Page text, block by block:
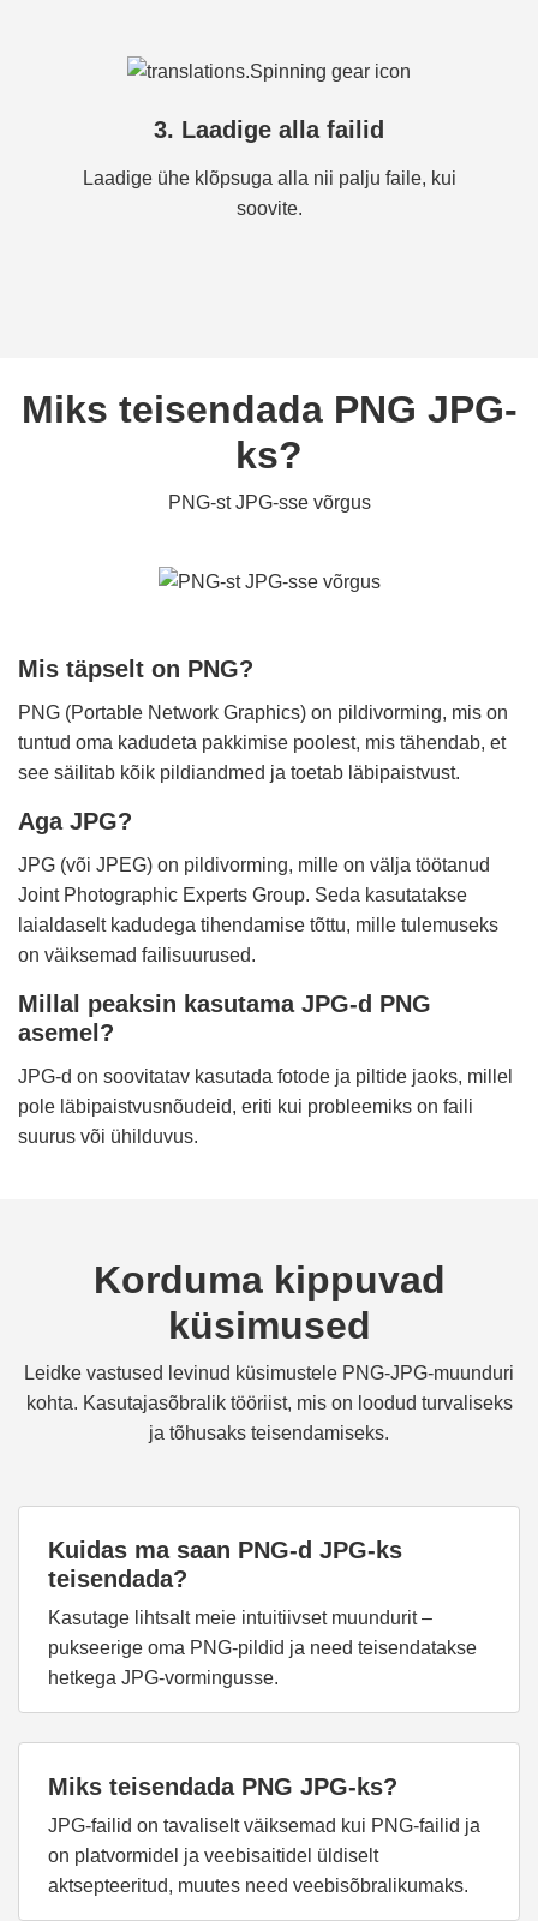
3. Laadige alla failid
Laadige ühe klõpsuga alla nii palju faile, kui
soovite.
Miks teisendada PNG JPG-
ks?
PNG-st JPG-sse võrgus
Mis täpselt on PNG?
PNG (Portable Network Graphics) on pildivorming, mis on
tuntud oma kadudeta pakkimise poolest, mis tähendab, et
see säilitab kõik pildiandmed ja toetab läbipaistvust.
Aga JPG?
JPG (või JPEG) on pildivorming, mille on välja töötanud
Joint Photographic Experts Group. Seda kasutatakse
laialdaselt kadudega tihendamise tõttu, mille tulemuseks
on väiksemad failisuurused.
Millal peaksin kasutama JPG-d PNG
asemel?
JPG-d on soovitatav kasutada fotode ja piltide jaoks, millel
pole läbipaistvusnõudeid, eriti kui probleemiks on faili
suurus või ühilduvus.
Korduma kippuvad
küsimused
Leidke vastused levinud küsimustele PNG-JPG-muunduri
kohta. Kasutajasõbralik tööriist, mis on loodud turvaliseks
ja tõhusaks teisendamiseks.
Kuidas ma saan PNG-d JPG-ks
teisendada?
Kasutage lihtsalt meie intuitiivset muundurit –
pukseerige oma PNG-pildid ja need teisendatakse
hetkega JPG-vormingusse.
Miks teisendada PNG JPG-ks?
JPG-failid on tavaliselt väiksemad kui PNG-failid ja
on platvormidel ja veebisaitidel üldiselt
aktsepteeritud, muutes need veebisõbralikumaks.